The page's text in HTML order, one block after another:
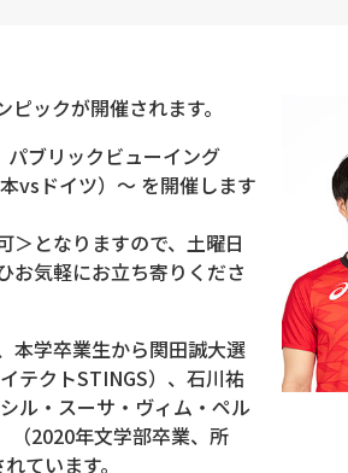
ックが開催されます。
ブリックビューイング
vsドイツ）～ を開催します
＞となりますので、土曜日
お気軽にお立ち寄りくださ
本学卒業生から関田誠大選
テクトSTINGS）、石川祐
ル・スーサ・ヴィム・ペル
（2020年文学部卒業、所
ています。